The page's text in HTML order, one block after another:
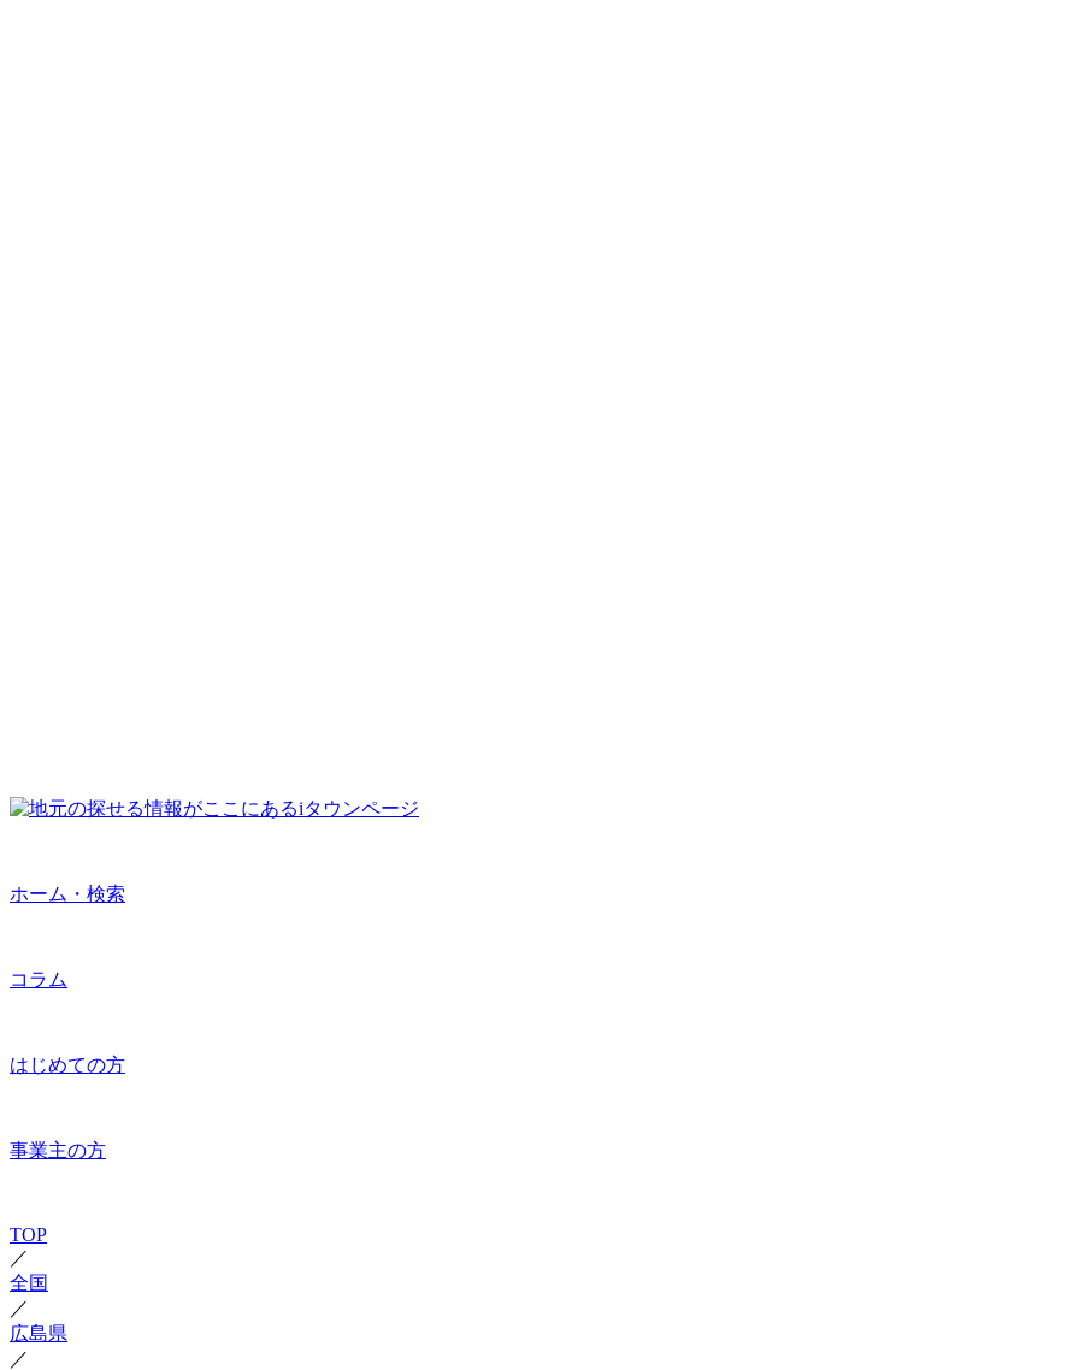
ホーム・検索
コラム
はじめての方
事業主の方
TOP
／
全国
／
広島県
／